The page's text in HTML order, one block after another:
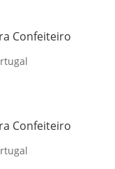
Confeiteiro
Confeiteiro